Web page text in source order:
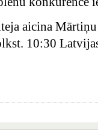
aicina Mārtiņu
10:30